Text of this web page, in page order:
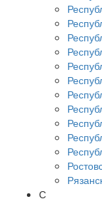
С